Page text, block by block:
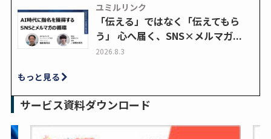
ユミルリンク
「伝える」ではなく「伝えてもら
う」 心へ届く、SNS×メルマガ...
2026.8.3
もっと見る
サービス資料ダウンロード